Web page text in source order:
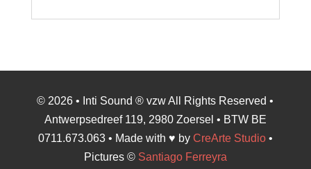
© 2026 • Inti Sound ® vzw All Rights Reserved •
Antwerpsedreef 119, 2980 Zoersel • BTW BE
0711.673.063 • Made with ♥ by CreArte Studio•
Pictures © Santiago Ferreyra